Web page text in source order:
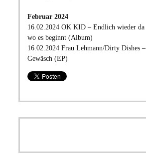
Februar 2024
16.02.2024 OK KID – Endlich wieder da
wo es beginnt (Album)
16.02.2024 Frau Lehmann/Dirty Dishes –
Gewäsch (EP)